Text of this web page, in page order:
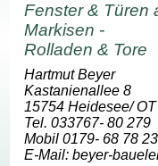
Fenster & Türen
Markisen -
Rolladen & Tore
Hartmut Beyer
Kastanienallee 8
15754 Heidesee/
Tel. 033767- 80 279
Mobil 0179- 68 78
E-Mail: beyer-